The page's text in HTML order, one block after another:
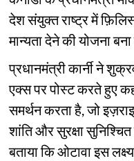
देश संयुक्त राष्ट्र में
मान्यता देने की योजना बना
प्रधानमंत्री कार्नी ने
एक्स पर पोस्ट करते हुए
समर्थन करता है, जो
शांति और सुरक्षा
बताया कि ओटावा इस